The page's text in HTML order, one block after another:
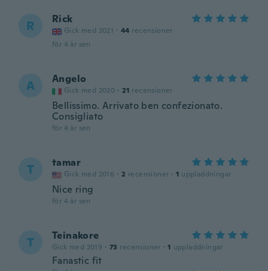
R Rick
Gick med 2021 · 44 recensioner
för 4 år sen
A Angelo
Gick med 2020 · 21 recensioner
Bellissimo. Arrivato ben confezionato.
Consigliato
för 4 år sen
T tamar
Gick med 2016 · 2 recensioner · 1 uppladdningar
Nice ring
för 4 år sen
T Teinakore
Gick med 2019 · 73 recensioner · 1 uppladdningar
Fanastic fit